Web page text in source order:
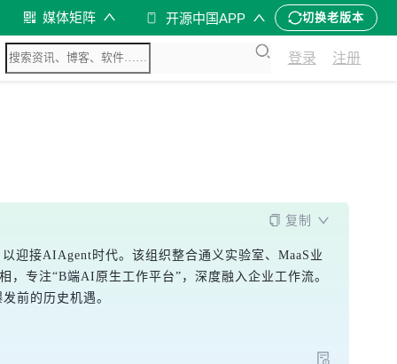
媒体矩阵 开源中国APP 切换老版本
登录 注册
复制
迎接AIAgent时代。该组织整合通义实验室、MaaS业
专注“B端AI原生工作平台”，深度融入企业工作流。
前的历史机遇。